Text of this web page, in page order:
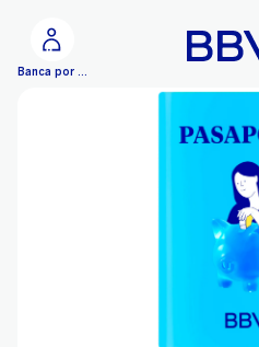
Banca por Internet